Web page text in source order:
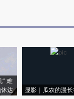
” 难
达
显影｜瓜农的漫